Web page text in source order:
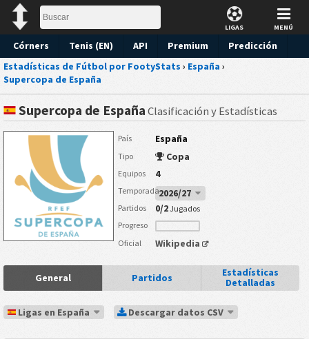
LIGAS MENÚ
Córners Tenis (EN) API Premium
Predicción
Estadísticas de Fútbol por FootyStats › España ›
Supercopa de España
Supercopa de EspañaClasificación y Estadísticas
País España
Tipo Copa
Equipos 4
Temporada2026/27
Partidos 0/2Jugados
Progreso
Oficial
Wikipedia
General Partidos
Estadísticas
Detalladas
Ligas en España Descargar datos CSV